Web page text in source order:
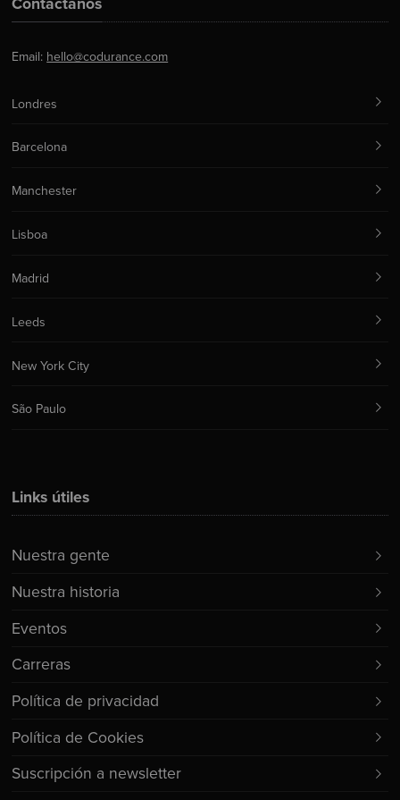
Links útiles
Nuestra gente
Nuestra historia
Eventos
Carreras
Política de privacidad
Política de Cookies
Suscripción a newsletter
Contáctanos
Email: hello@codurance.com
Londres
Barcelona
Manchester
Lisboa
Madrid
Leeds
New York City
São Paulo